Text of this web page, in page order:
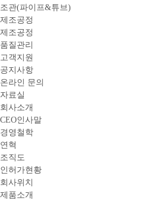
조관(파이프&튜브)
제조공정
제조공정
품질관리
고객지원
공지사항
온라인 문의
자료실
회사소개
CEO인사말
경영철학
연혁
조직도
인허가현황
회사위치
제품소개